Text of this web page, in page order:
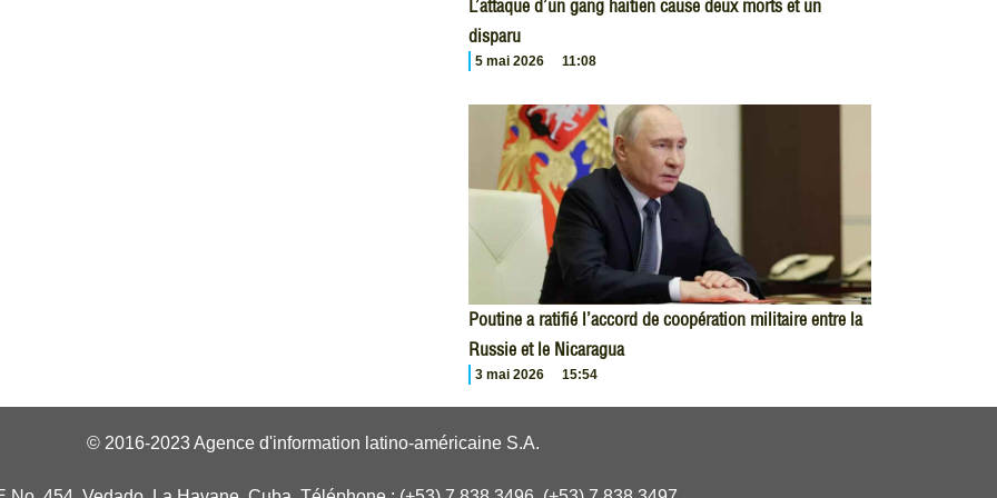
L’attaque d’un gang haïtien cause deux morts et un
disparu
5 mai 2026 11:08
Poutine a ratifié l’accord de coopération militaire entre la
Russie et le Nicaragua
3 mai 2026 15:54
© 2016-2023 Agence d'information latino-américaine S.A.